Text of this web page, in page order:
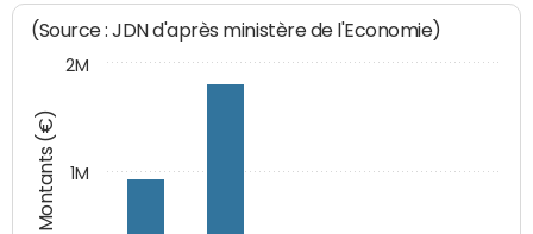
Montants (€)
(Source : JDN d'après ministère de l'Economie)
1M
2M